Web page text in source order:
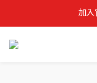
【安心聲明】 獸研
加入
【安心聲明】 獸